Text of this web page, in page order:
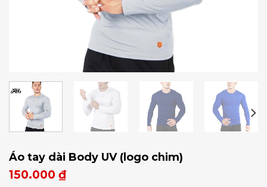
Áo tay dài Body UV (logo chim)
150.000 ₫